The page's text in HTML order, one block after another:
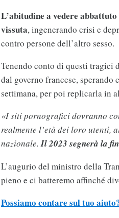
L’abitudine a vedere
vissuta, ingenerando crisi e
contro persone dell’altro sesso.
Tenendo conto di questi tragici
dal governo francese,
settimana, per poi replicarla in
«I siti pornografici dovranno
realmente l’età dei loro utenti,
nazionale.Il 2023 segnerà la
L’augurio del ministro della
pieno e ci batteremo affinché
Possiamo contare sul tuo